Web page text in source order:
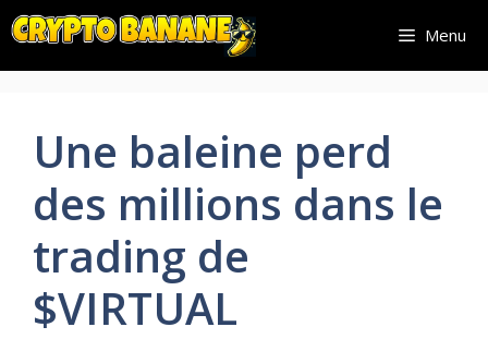
Aller
au
contenu
Menu
Une baleine perd
des millions dans le
trading de
$VIRTUAL